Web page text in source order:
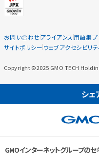
お問い合わせアライアンス 用語集
サイトポリシー ウェブアクセシビリテ
Copyright ©2025 GMO TECH
シェ
GMOインターネットグループのセ